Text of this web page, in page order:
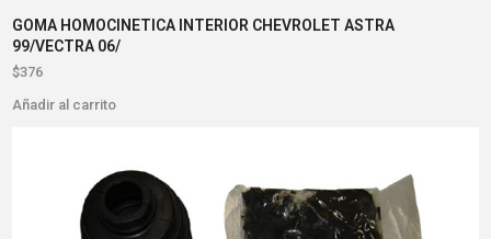
GOMA HOMOCINETICA INTERIOR CHEVROLET ASTRA
99/VECTRA 06/
$376
Añadir al carrito